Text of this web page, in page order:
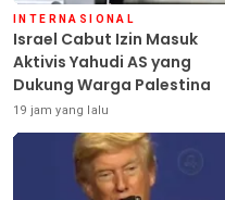
INTERNASIONAL
Israel Cabut Izin Masuk
Aktivis Yahudi AS yang
Dukung Warga Palestina
19 jam yang lalu